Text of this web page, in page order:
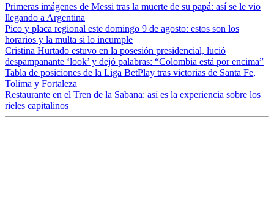
Primeras imágenes de Messi tras la muerte de su papá: así se le vio
llegando a Argentina
Pico y placa regional este domingo 9 de agosto: estos son los
horarios y la multa si lo incumple
Cristina Hurtado estuvo en la posesión presidencial, lució
despampanante ‘look’ y dejó palabras: “Colombia está por encima”
Tabla de posiciones de la Liga BetPlay tras victorias de Santa Fe,
Tolima y Fortaleza
Restaurante en el Tren de la Sabana: así es la experiencia sobre los
rieles capitalinos